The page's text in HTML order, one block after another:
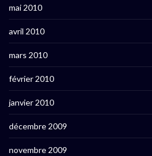
mai 2010
avril 2010
mars 2010
février 2010
janvier 2010
décembre 2009
novembre 2009